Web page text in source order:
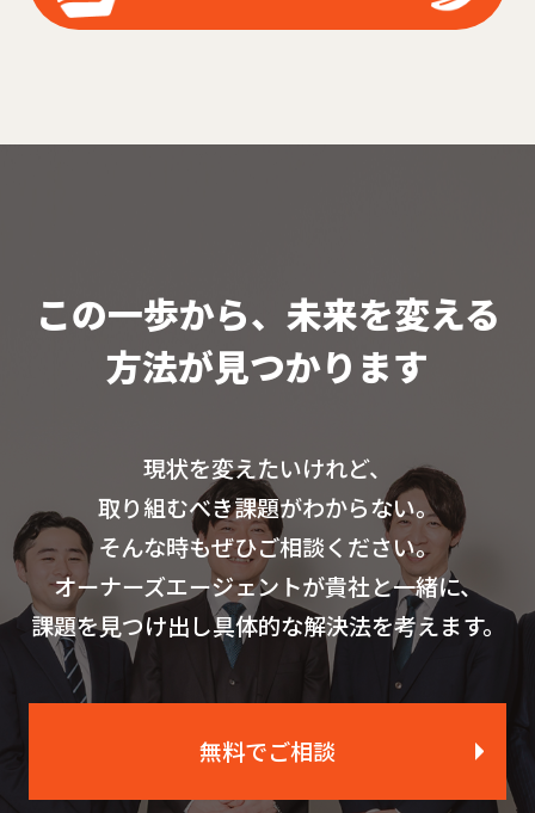
この一歩から、未来を変える
方法が見つかります
現状を変えたいけれど、
取り組むべき課題がわからない。
そんな時もぜひご相談ください。
オーナーズエージェントが貴社と一緒に、
課題を見つけ出し具体的な解決法を考えます。
無料でご相談